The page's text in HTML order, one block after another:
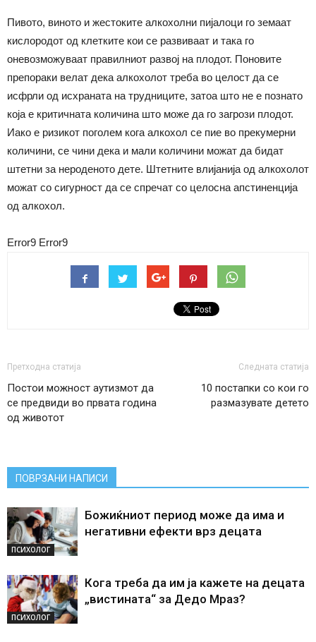
Пивото, виното и жестоките алкохолни пијалоци го земаат
кислородот од клетките кои се развиваат и така го
оневозможуваат правилниот развој на плодот. Поновите
препораки велат дека алкохолот треба во целост да се
исфрли од исхраната на трудниците, затоа што не е познато
која е критичната количина што може да го загрози плодот.
Иако е ризикот поголем кога алкохол се пие во прекумерни
количини, се чини дека и мали количини можат да бидат
штетни за нероденото дете. Штетните влијанија од алкохолот
можат со сигурност да се спречат со целосна апстиненција
од алкохол.
Error9 Error9
Претходна статија
Постои можност аутизмот да
се предвиди во првата година
од животот
Следната статија
10 постапки со кои го
размазувате детето
ПОВРЗАНИ НАПИСИ
ПСИХОЛОГ
Божиќниот период може да има и
негативни ефекти врз децата
ПСИХОЛОГ
Кога треба да им ја кажете на децата
„вистината“ за Дедо Мраз?